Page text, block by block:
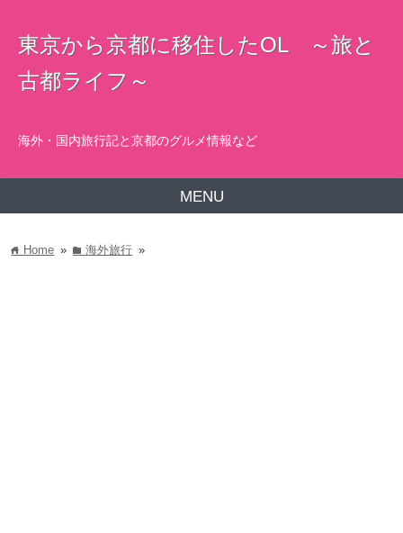
東京から京都に移住したOL ～旅と
古都ライフ～
海外・国内旅行記と京都のグルメ情報など
MENU
home Home » folder海外旅行 »